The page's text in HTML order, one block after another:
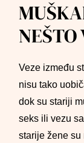
NEŠTO
Veze između
nisu tako
dok su stariji
seks ili vezu
starije žene su